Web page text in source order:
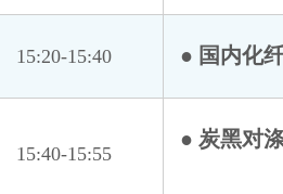
15:20-15:40 ● 国内化
15:40-15:55
● 炭黑对